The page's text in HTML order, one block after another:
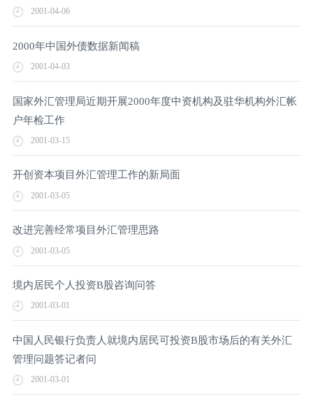
2001-04-06
2000年中国外债数据新闻稿
2001-04-03
国家外汇管理局近期开展2000年度中资机构及驻华机构外汇帐
户年检工作
2001-03-15
开创资本项目外汇管理工作的新局面
2001-03-05
改进完善经常项目外汇管理思路
2001-03-05
境内居民个人投资B股咨询问答
2001-03-01
中国人民银行负责人就境内居民可投资B股市场后的有关外汇
管理问题答记者问
2001-03-01